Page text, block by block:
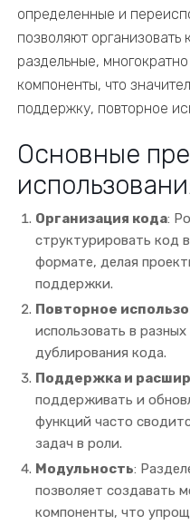
определенные и
позволяют организовать
раздельные,
компоненты, что
поддержку, повторное
Основные
Организация кода:
структурировать код
формате, делая
поддержки.
Повторное
использовать в
дублирования кода.
Поддержка и
поддерживать и
функций часто
задач в роли.
Модульность:
позволяет создавать
компоненты, что